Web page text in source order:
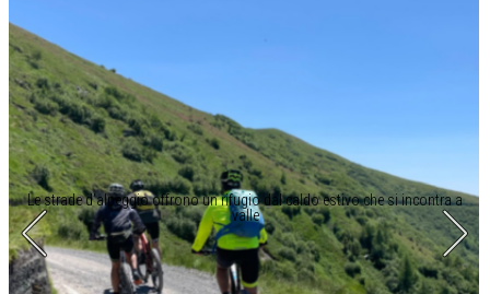
Le strade d’alpeggio offrono un rifugio dal caldo estivo che si incontra a
valle